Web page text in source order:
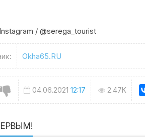
Instagram / @serega_tourist
Okha65.RU
04.06.2021 12:17 2.47K